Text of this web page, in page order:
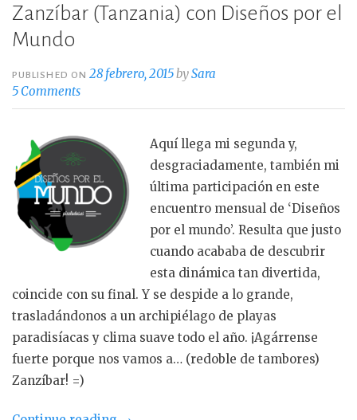
Zanzíbar (Tanzania) con Diseños por el
Mundo
PUBLISHED ON28 febrero, 2015bySara
5 Comments
Aquí llega mi segunda y,
desgraciadamente, también mi
última participación en este
encuentro mensual de ‘Diseños
por el mundo’. Resulta que justo
cuando acababa de descubrir
esta dinámica tan divertida,
coincide con su final. Y se despide a lo grande,
trasladándonos a un archipiélago de playas
paradisíacas y clima suave todo el año. ¡Agárrense
fuerte porque nos vamos a… (redoble de tambores)
Zanzíbar! =)